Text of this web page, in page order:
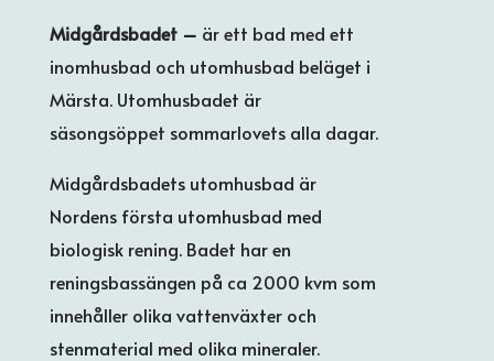
Midgårdsbadet – är ett bad med ett
inomhusbad och utomhusbad beläget i
Märsta. Utomhusbadet är
säsongsöppet sommarlovets alla dagar.
Midgårdsbadets utomhusbad är
Nordens första utomhusbad med
biologisk rening. Badet har en
reningsbassängen på ca 2000 kvm som
innehåller olika vattenväxter och
stenmaterial med olika mineraler.